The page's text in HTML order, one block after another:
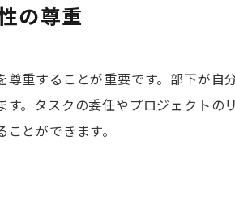
の尊重
重することが重要です。部下が自
。タスクの委任やプロジェクトの
とができます。